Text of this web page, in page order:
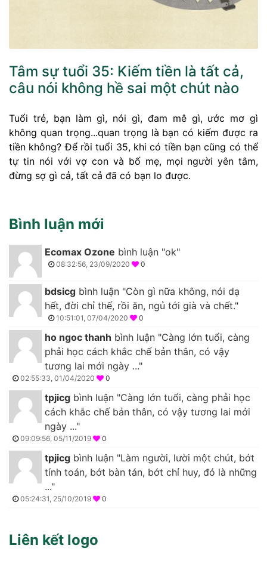
Tâm sự tuổi 35: Kiếm tiền là tất cả,
câu nói không hề sai một chút nào
Tuổi trẻ, bạn làm gì, nói gì, đam mê gì, ước mơ gì
không quan trọng...quan trọng là bạn có kiếm được ra
tiền không? Để rồi tuổi 35, khi có tiền bạn cũng có thể
tự tin nói với vợ con và bố mẹ, mọi người yên tâm,
đừng sợ gì cả, tất cả đã có bạn lo được.
Bình luận mới
Ecomax Ozone bình luận "ok"
08:32:56, 23/09/2020 0
bdsicg bình luận "Còn gì nữa không, nói dạ
hết, đời chỉ thế, rồi ăn, ngủ tới già và chết."
10:51:01, 07/04/2020 0
ho ngoc thanh bình luận "Càng lớn tuổi, càng
phải học cách khắc chế bản thân, có vậy
tương lai mới ngày ..."
02:55:33, 01/04/2020 0
tpjicg bình luận "Càng lớn tuổi, càng phải học
cách khắc chế bản thân, có vậy tương lai mới
ngày ..."
09:09:56, 05/11/2019 0
tpjicg bình luận "Làm người, lười một chút, bớt
tính toán, bớt bàn tán, bớt chỉ huy, đó là những
..."
05:24:31, 25/10/2019 0
Liên kết logo